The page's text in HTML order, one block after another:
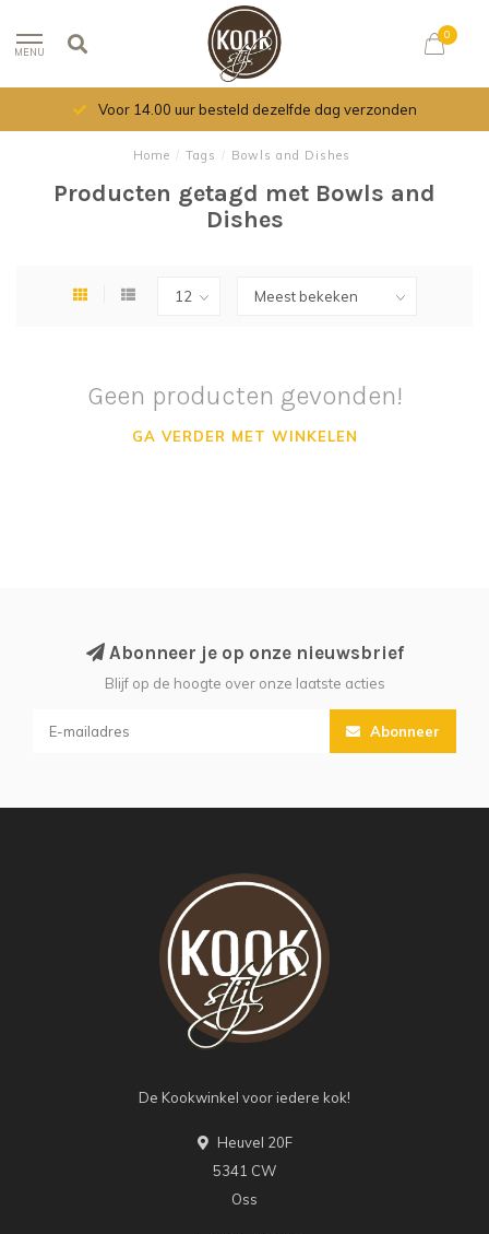
MENU
0
Voor 14.00 uur besteld dezelfde dag verzonden
Home / Tags / Bowls and Dishes
Producten getagd met Bowls and
Dishes
Geen producten gevonden!
GA VERDER MET WINKELEN
Abonneer je op onze nieuwsbrief
Blijf op de hoogte over onze laatste acties
Abonneer
De Kookwinkel voor iedere kok!
Heuvel 20F
5341 CW
Oss